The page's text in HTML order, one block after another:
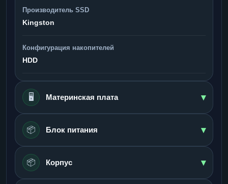
Производитель SSD
Kingston
Конфигурация накопителей
HDD
🖥️ Материнская плата ▾
📦 Блок питания ▾
📦 Корпус ▾